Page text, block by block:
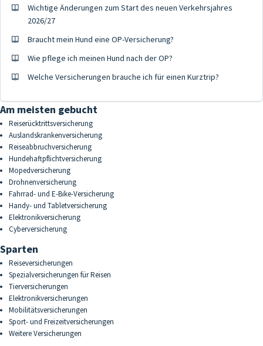
Wichtige Änderungen zum Start des neuen Verkehrsjahres
2026/27
Braucht mein Hund eine OP-Versicherung?
Wie pflege ich meinen Hund nach der OP?
Welche Versicherungen brauche ich für einen Kurztrip?
Am meisten gebucht
Reiserücktrittsversicherung
Auslandskrankenversicherung
Reiseabbruchversicherung
Hundehaftpflichtversicherung
Mopedversicherung
Drohnenversicherung
Fahrrad- und E-Bike-Versicherung
Handy- und Tabletversicherung
Elektronikversicherung
Cyberversicherung
Sparten
Reiseversicherungen
Spezialversicherungen für Reisen
Tierversicherungen
Elektronikversicherungen
Mobilitätsversicherungen
Sport- und Freizeitversicherungen
Weitere Versicherungen